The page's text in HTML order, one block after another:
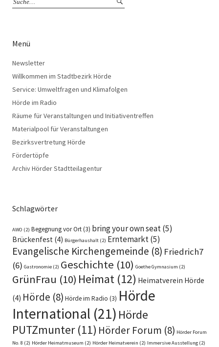
Menü
Newsletter
Willkommen im Stadtbezirk Hörde
Service: Umweltfragen und Klimafolgen
Hörde im Radio
Räume für Veranstaltungen und Initiativentreffen
Materialpool für Veranstaltungen
Bezirksvertretung Hörde
Fördertöpfe
Archiv Hörder Stadtteilagentur
Schlagwörter
AWO (2) Begegnung vor Ort(3) bring your own seat(5)
Brückenfest (4) Bürgerhaushalt (2) Erntemarkt(5)
Evangelische Kirchengemeinde (8) Friedrich7
(6) Gastronomie (2) Geschichte (10) Goethe Gymnasium (2)
GrünFrau (10) Heimat (12) Heimatverein Hörde
(4) Hörde (8) Hörde im Radio (3) Hörde
International (21) Hörde
PUTZmunter(11) Hörder Forum (8) Hörder Forum
No. 8 (2) Hörder Heimatmuseum (2) Hörder Heimatverein (2) Immersive Ausstellung (2)